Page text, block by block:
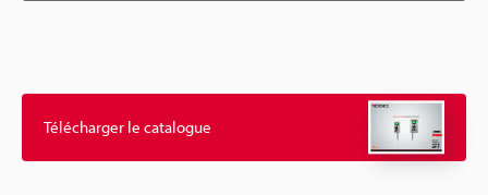
Télécharger le catalogue